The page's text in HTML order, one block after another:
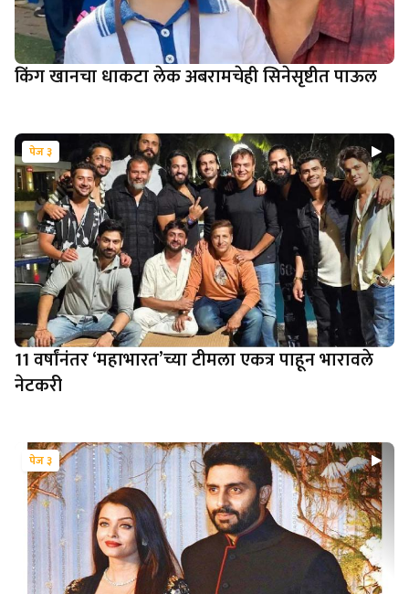
किंग खानचा धाकटा लेक अबरामचेही सिनेसृष्टीत पाऊल
पेज ३
11 वर्षांनंतर ‘महाभारत’च्या टीमला एकत्र पाहून भारावले
नेटकरी
पेज ३